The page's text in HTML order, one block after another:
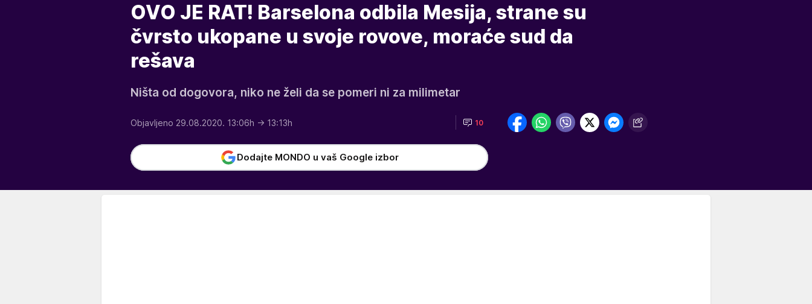
OVO JE RAT! Barselona odbila Mesija, strane su
čvrsto ukopane u svoje rovove, moraće sud da
rešava
Ništa od dogovora, niko ne želi da se pomeri ni za milimetar
Objavljeno 29.08.2020. 13:06h → 13:13h 10
Dodajte MONDO u vaš Google izbor